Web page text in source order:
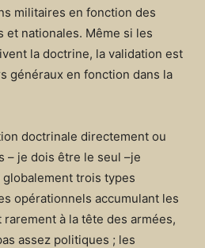
militaires en fonction des
et nationales. Même si les
la doctrine, la validation est
généraux en fonction dans la
doctrinale directement ou
– je dois être le seul –je
trois types
opérationnels accumulant les
à la tête des armées,
assez politiques ; les